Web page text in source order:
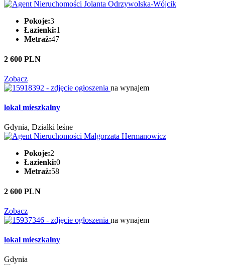
Pokoje:3
Łazienki:1
Metraż:47
2 600 PLN
Zobacz
na wynajem
lokal mieszkalny
Gdynia, Działki leśne
Pokoje:2
Łazienki:0
Metraż:58
2 600 PLN
Zobacz
na wynajem
lokal mieszkalny
Gdynia